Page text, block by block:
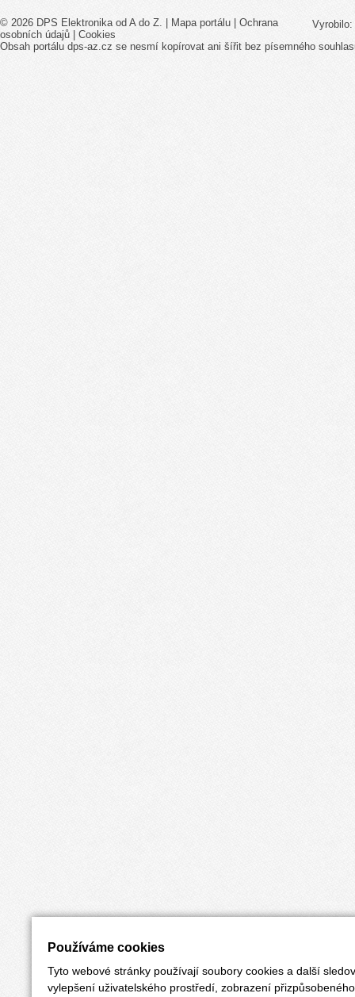
Vyrobilo:
© 2026 DPS Elektronika od A do Z. | Mapa portálu
Ochrana
osobních údajů
Cookies
Obsah portálu dps-az.cz se nesmí kopírovat ani šířit bez písemného
Používáme cookies
Tyto webové stránky používají soubory cookies a další
vylepšení uživatelského prostředí, zobrazení